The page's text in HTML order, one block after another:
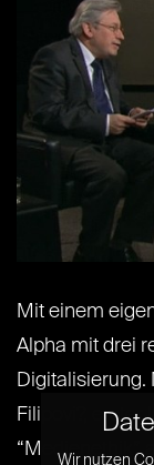
Mit einem
Alpha mit drei
Digitalisierung.
Filipovi?, erster
“Medienethik”
Wir nutzen